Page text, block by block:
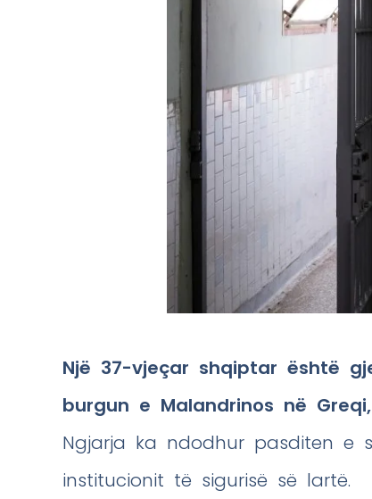
Një 37-vjeçar shqiptar është
burgun e Malandrinos në
Ngjarja ka ndodhur pasditen e
institucionit të sigurisë së lartë.